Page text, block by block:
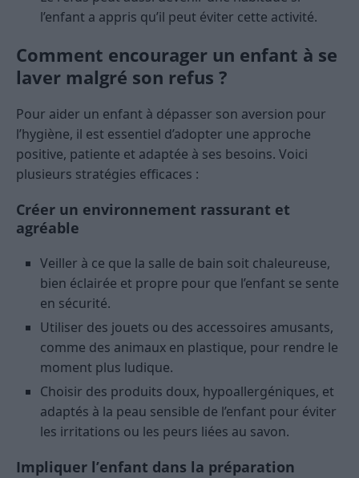
l’enfant a appris qu’il peut éviter cette activité.
Comment encourager un enfant à se
laver malgré son refus ?
Pour aider un enfant à dépasser son aversion pour
l’hygiène, il est essentiel d’adopter une approche
positive, patiente et adaptée à ses besoins. Voici
plusieurs stratégies efficaces :
Créer un environnement rassurant et
agréable
Veiller à ce que la salle de bain soit chaleureuse,
bien éclairée et propre pour que l’enfant se sente
en sécurité.
Utiliser des jouets ou des accessoires amusants,
comme des animaux en plastique, pour rendre le
moment plus ludique.
Choisir des produits doux, hypoallergéniques, et
adaptés à la peau sensible de l’enfant pour éviter
les irritations ou les peurs liées au savon.
Impliquer l’enfant dans la préparation